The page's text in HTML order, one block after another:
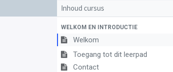
Inhoud cursus
WELKOM EN INTRODUCTIE
Welkom
Toegang tot dit leerpad
Contact